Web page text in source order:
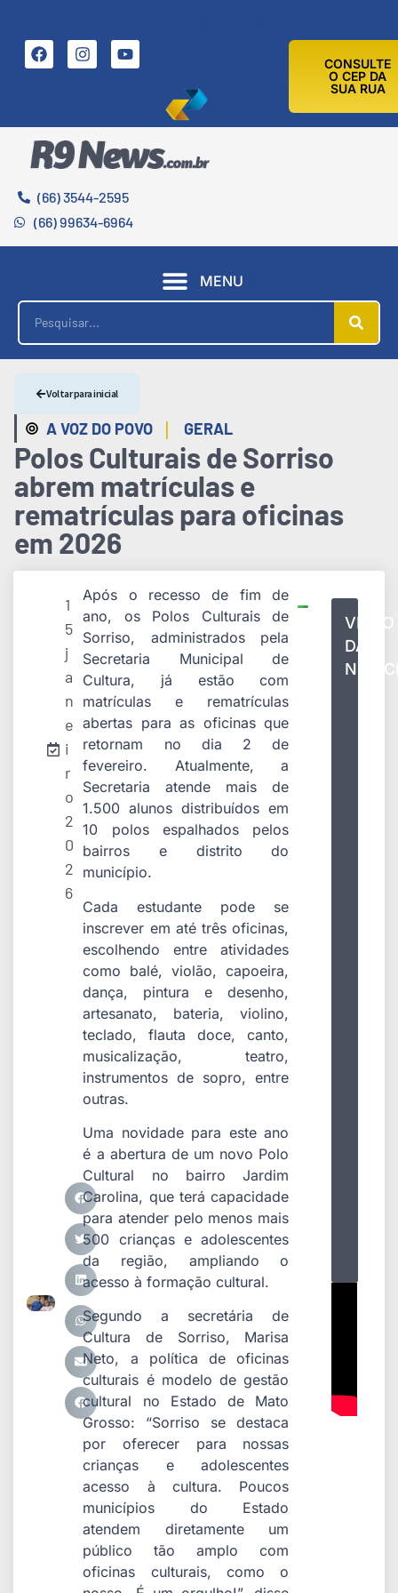
CONSULTE
O CEP DA
SUA RUA
(66) 3544-2595
(66) 99634-6964
MENU
A VOZ DO POVO | GERAL
Voltar para inicial
Polos Culturais de Sorriso
abrem matrículas e
rematrículas para oficinas
em 2026
1
5
j
a
n
e
i
r
o
2
0
2
6
Após o recesso de fim de
ano, os Polos Culturais de
Sorriso, administrados pela
Secretaria Municipal de
Cultura, já estão com
matrículas e rematrículas
abertas para as oficinas que
retornam no dia 2 de
fevereiro. Atualmente, a
Secretaria atende mais de
1.500 alunos distribuídos em
10 polos espalhados pelos
bairros e distrito do
município.
Cada estudante pode se
inscrever em até três oficinas,
escolhendo entre atividades
como balé, violão, capoeira,
dança, pintura e desenho,
artesanato, bateria, violino,
teclado, flauta doce, canto,
musicalização, teatro,
instrumentos de sopro, entre
outras.
Uma novidade para este ano
é a abertura de um novo Polo
Cultural no bairro Jardim
Carolina, que terá capacidade
para atender pelo menos mais
500 crianças e adolescentes
da região, ampliando o
acesso à formação cultural.
Segundo a secretária de
Cultura de Sorriso, Marisa
Neto, a política de oficinas
culturais é modelo de gestão
cultural no Estado de Mato
Grosso: “Sorriso se destaca
por oferecer para nossas
crianças e adolescentes
acesso à cultura. Poucos
municípios do Estado
atendem diretamente um
público tão amplo com
oficinas culturais, como o
VÍDEO
DA